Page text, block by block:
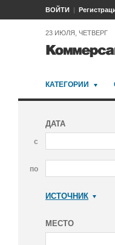
ВОЙТИ
23 ИЮЛЯ, ЧЕТВЕРГ
КАТЕГОРИИ
ДАТА
с
по
ИСТОЧНИК
МЕСТО